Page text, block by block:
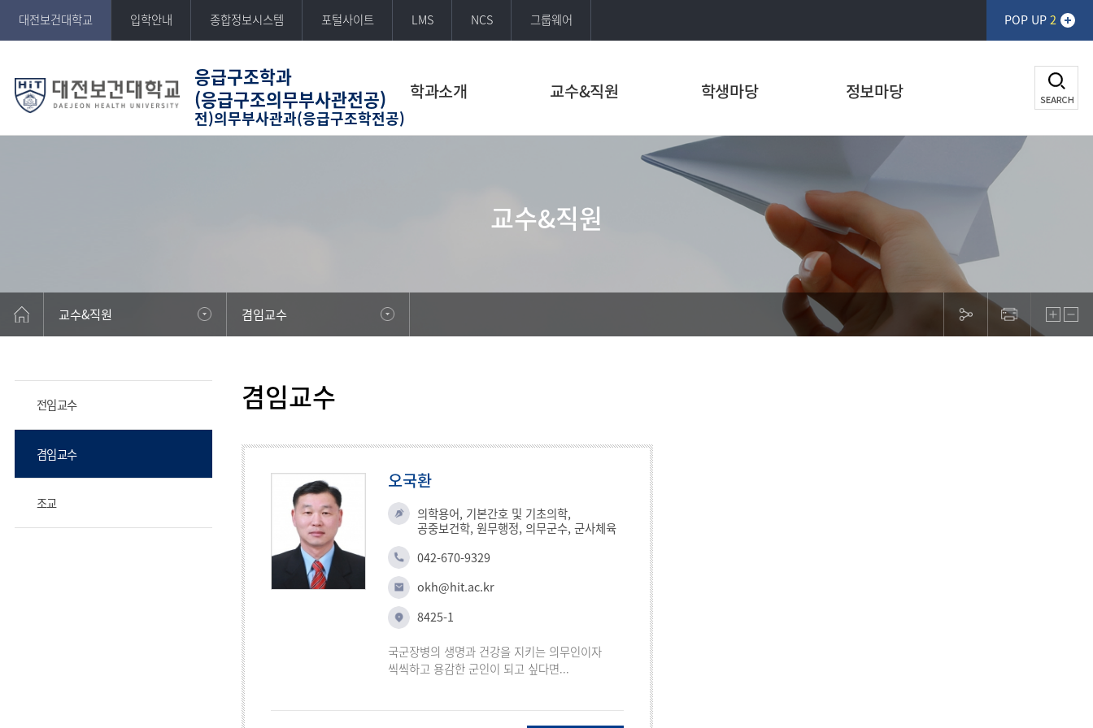
건너뛰기대전보건대학교 입학안내 종합정보시스템 포털사이트 LMS NCS 그룹웨어 POP UP2
응급구조학과
(응급구조의무부사관전공)
전)의무부사관과(응급구조학전공)
학과소개 교수&직원 학생마당 정보마당
교수&직원
교수&직원 겸임교수
전임교수
겸임교수
조교
겸임교수
오국환
의학용어, 기본간호 및 기초의학,
공중보건학, 원무행정, 의무군수, 군사체육
042-670-9329
okh@hit.ac.kr
8425-1
국군장병의 생명과 건강을 지키는 의무인이자
씩씩하고 용감한 군인이 되고 싶다면...